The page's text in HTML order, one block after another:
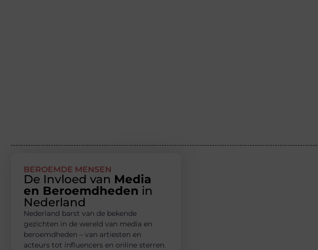
BEROEMDE MENSEN
De Invloed van Media
en Beroemdheden in
Nederland
Nederland barst van de bekende
gezichten in de wereld van media en
beroemdheden – van artiesten en
acteurs tot influencers en online sterren.